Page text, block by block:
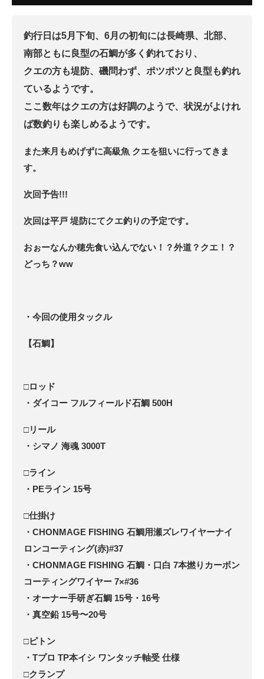
釣行日は5月下旬、6月の初旬には長崎県、北部、
南部ともに良型の石鯛が多く釣れており、
クエの方も堤防、磯問わず、ポツポツと良型も釣れ
ているようです。
ここ数年はクエの方は好調のようで、状況がよけれ
ば数釣りも楽しめるようです。
また来月もめげずに高級魚 クエを狙いに行ってきま
す。
次回予告!!!
次回は平戸 堤防にてクエ釣りの予定です。
おぉーなんか穂先食い込んでない！？外道？クエ！？
どっち？ww
・今回の使用タックル
【石鯛】
□ロッド
・ダイコー フルフィールド石鯛 500H
□リール
・シマノ 海魂 3000T
□ライン
・PEライン 15号
□仕掛け
・CHONMAGE FISHING 石鯛用瀬ズレワイヤーナイ
ロンコーティング(赤)#37
・CHONMAGE FISHING 石鯛・口白 7本撚りカーボン
コーティングワイヤー 7×#36
・オーナー手研ぎ石鯛 15号・16号
・真空鉛 15号〜20号
□ピトン
・Tプロ TP本イシ ワンタッチ軸受 仕様
□クランプ